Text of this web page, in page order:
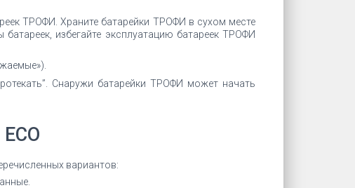
ТРОФИ. Храните батарейки ТРОФИ в сухом месте
избегайте эксплуатацию батареек ТРОФИ
Снаружи батарейки ТРОФИ может начать
вариантов: